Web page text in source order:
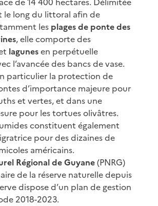
le long du littoral afin de
les plages de ponte des
, elle comporte des
lagunesen perpétuelle
l’avancée des bancs de vase.
particulier la protection de
d’importance majeure pour
et vertes, et dans une
pour les tortues olivâtres.
constituent également
pour des dizaines de
américains.
Régional de Guyane(PNRG)
de la réserve naturelle depuis
dispose d’un plan de gestion
2018-2023.